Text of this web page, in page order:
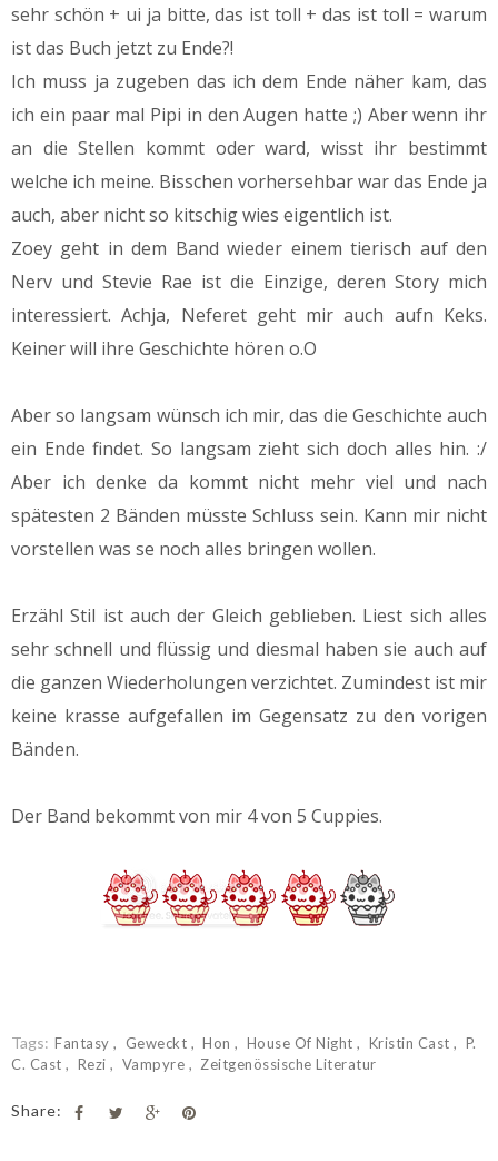
sehr schön + ui ja bitte, das ist toll + das ist toll = warum
ist das Buch jetzt zu Ende?!
Ich muss ja zugeben das ich dem Ende näher kam, das
ich ein paar mal Pipi in den Augen hatte ;) Aber wenn ihr
an die Stellen kommt oder ward, wisst ihr bestimmt
welche ich meine. Bisschen vorhersehbar war das Ende ja
auch, aber nicht so kitschig wies eigentlich ist.
Zoey geht in dem Band wieder einem tierisch auf den
Nerv und Stevie Rae ist die Einzige, deren Story mich
interessiert. Achja, Neferet geht mir auch aufn Keks.
Keiner will ihre Geschichte hören o.O
Aber so langsam wünsch ich mir, das die Geschichte auch
ein Ende findet. So langsam zieht sich doch alles hin. :/
Aber ich denke da kommt nicht mehr viel und nach
spätesten 2 Bänden müsste Schluss sein. Kann mir nicht
vorstellen was se noch alles bringen wollen.
Erzähl Stil ist auch der Gleich geblieben. Liest sich alles
sehr schnell und flüssig und diesmal haben sie auch auf
die ganzen Wiederholungen verzichtet. Zumindest ist mir
keine krasse aufgefallen im Gegensatz zu den vorigen
Bänden.
Der Band bekommt von mir 4 von 5 Cuppies.
Tags: Fantasy Geweckt Hon House Of Night Kristin Cast
P.
C. Cast
Rezi Vampyre Zeitgenössische Literatur
Share: